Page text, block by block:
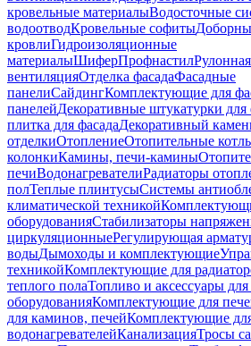
кровельные материалыВодосточные
водоотводКровельные софиты
кровлиГидроизоляционные
материалыШиферПрофнастил
вентиляцияОтделка фасадаФасадные
панелиСайдингКомплектующие для
панелейДекоративные штукатурки для
плитка для фасадаДекоративный
отделкиОтоплениеОтопительные
колонкиКамины, печи-камины
печиВодонагревателиРадиаторы
полТеплые плинтусыСистемы
климатической техникой
оборудованияСтабилизаторы
циркуляционныеРегулирующая
водыДымоходы и комплектующие
техникойКомплектующие для
теплого полаТопливо и аксессуары
оборудованияКомплектующие для
для каминов, печейКомплектующие
водонагревателейКанализацияТросы